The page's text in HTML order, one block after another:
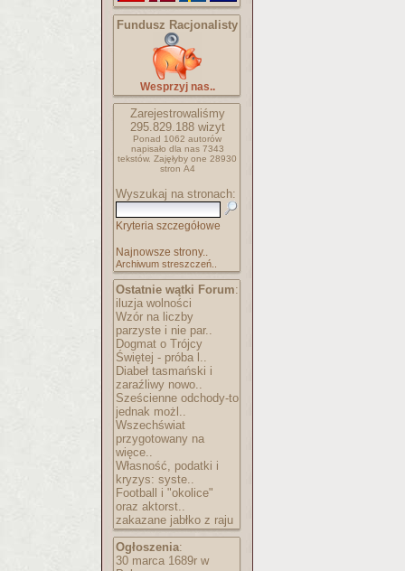
Fundusz Racjonalisty
Wesprzyj nas..
Zarejestrowaliśmy
295.829.188wizyt
Ponad 1062 autorów
napisało dla nas 7343
tekstów. Zajęłyby one 28930
stron A4
Wyszukaj na stronach:
Kryteria szczegółowe
Najnowsze strony..
Archiwum streszczeń..
Ostatnie wątki Forum:
iluzja wolności
Wzór na liczby
parzyste i nie par..
Dogmat o Trójcy
Świętej - próba l..
Diabeł tasmański i
zaraźliwy nowo..
Sześcienne odchody-to
jednak możl..
Wszechświat
przygotowany na
więce..
Własność, podatki i
kryzys: syste..
Football i "okolice"
oraz aktorst..
zakazane jabłko z raju
Ogłoszenia:
30 marca 1689r w